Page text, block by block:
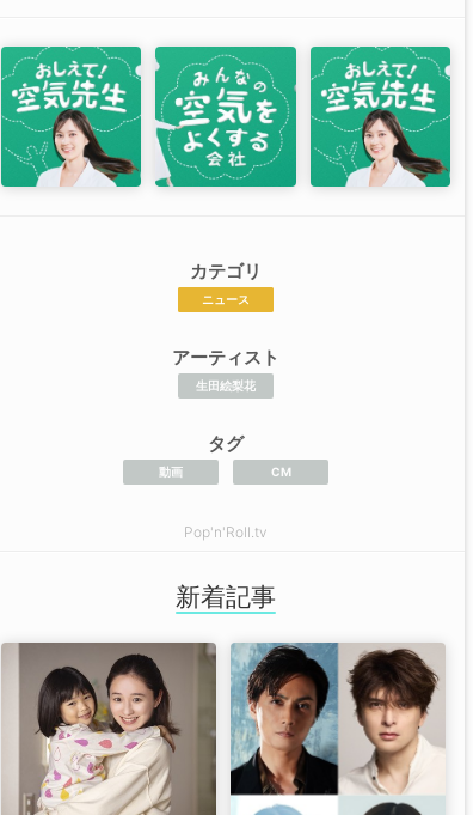
カテゴリ
ニュース
アーティスト
生田絵梨花
タグ
動画 CM
Pop'n'Roll.tv
新着記事